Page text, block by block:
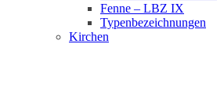
Fenne – LBZ IX
Typenbezeichnungen
Kirchen